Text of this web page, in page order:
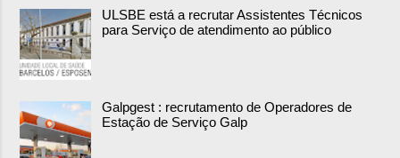
ULSBE está a recrutar Assistentes Técnicos
para Serviço de atendimento ao público
Galpgest : recrutamento de Operadores de
Estação de Serviço Galp